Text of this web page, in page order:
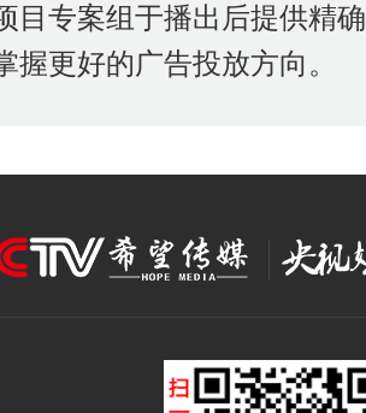
目专案组于播出后提供精
握更好的广告投放方向。